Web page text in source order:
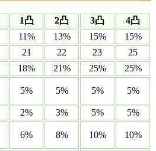
1凸 2凸 3凸
4凸
11% 13% 15%
15%
21 22 23
25
18% 21% 25%
25%
5% 5% 5% 5%
2% 3% 5%
5%
6% 8% 10% 10%